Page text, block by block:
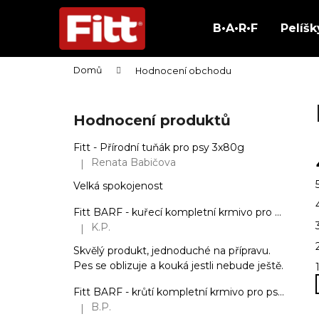
B•A•R•F
Domů Hodnocení obchodu
Hodnocení produktů
Fitt - Přírodní tuňák pro psy 3x80g
Hodnocení produktu je 5 z 5 hvězdiček.
|
Renata Babičova
Velká spokojenost
Fitt BARF - kuřecí kompletní krmivo pro psy, mražené dogety 2,5 kg
Hodnocení produktu je 5 z 5 hvězdiček.
|
K.P.
Skvělý produkt, jednoduché na přípravu.
Pes se oblizuje a kouká jestli nebude ještě.
Fitt BARF - krůtí kompletní krmivo pro psy, mražené dogety 2,5 kg
Hodnocení produktu je 5 z 5 hvězdiček.
|
B.P.
1
í
Zpět
do
Zpět
do